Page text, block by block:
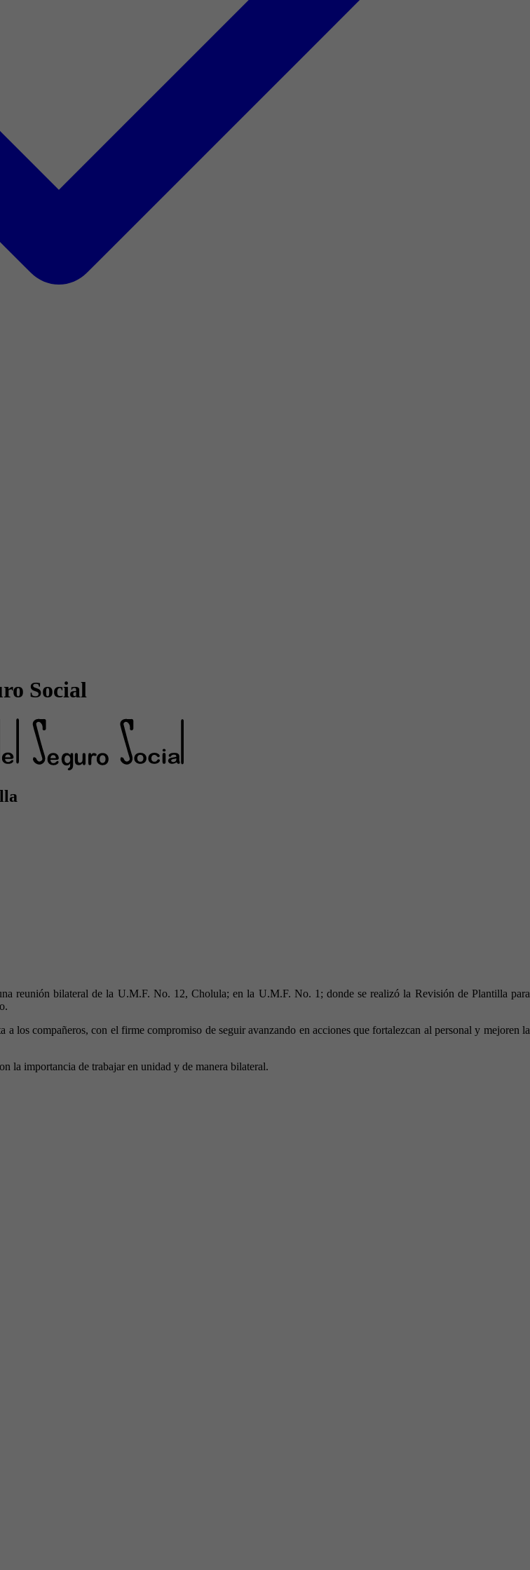
Social
reunión bilateral de la U.M.F. No. 12, Cholula; en la U.M.F. No. 1; donde se realizó la Revisión de Plantilla para
los compañeros, con el firme compromiso de seguir avanzando en acciones que fortalezcan al personal y mejoren la
la importancia de trabajar en unidad y de manera bilateral.